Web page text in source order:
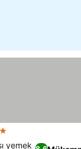
yemek